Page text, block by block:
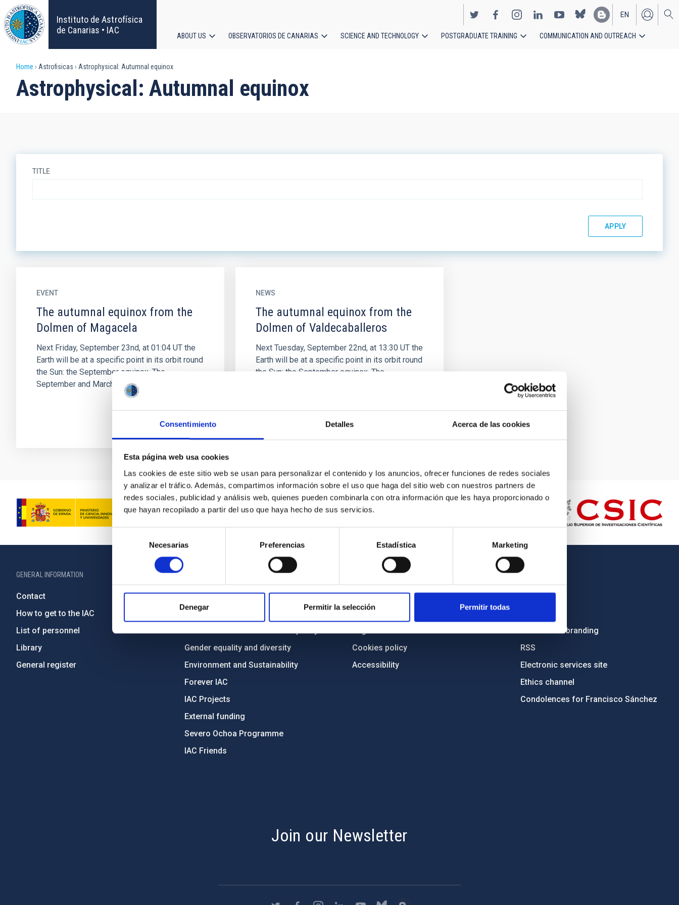
Consentimiento Detalles Acerca de las cookies
Esta página web usa cookies
Las cookies de este sitio web se usan para personalizar el contenido y los anuncios, ofrecer funciones de redes sociales
y analizar el tráfico. Además, compartimos información sobre el uso que haga del sitio web con nuestros partners de
redes sociales, publicidad y análisis web, quienes pueden combinarla con otra información que les haya proporcionado o
que hayan recopilado a partir del uso que haya hecho de sus servicios.
de
consentimiento
Necesarias Preferencias Estadística Marketing
Denegar Permitir la selección Permitir todas
Skip
to
main
content
Instituto de Astrofísica
de Canarias • IAC
EN
ES
navigation
ABOUT US OBSERVATORIOS DE CANARIAS SCIENCE AND TECHNOLOGY POSTGRADUATE TRAINING COMMUNICATION AND OUTREACH
Breadcrumb
Home Astrofisicas Astrophysical: Autumnal equinox
Astrophysical: Autumnal equinox
TITLE
EVENT
The autumnal equinox from the
Dolmen of Magacela
Next Friday, September 23nd, at 01:04 UT the
Earth will be at a specific point in its orbit round
the Sun: the September equinox. The
September and March...
NEWS
The autumnal equinox from the
Dolmen of Valdecaballeros
Next Tuesday, September 22nd, at 13:30 UT the
Earth will be at a specific point in its orbit round
the Sun: the September equinox. The
GENERAL INFORMATION
Contact
How to get to the IAC
List of personnel
Library
General register
Legislation
Transparency
Code of ethics and anti-fraud policy
Gender equality and diversity
Environment and Sustainability
Forever IAC
IAC Projects
External funding
Severo Ochoa Programme
IAC Friends
IAC PORTAL
Sitemap
Privacy policy
Legal notice
Cookies policy
Accessibility
OTHER LINKS
Employment
Institutional branding
RSS
Electronic services site
Ethics channel
Condolences for Francisco Sánchez
Join our Newsletter